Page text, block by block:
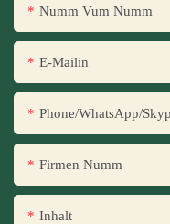
Numm Vum Numm
E-Mailin
Phone/WhatsApp/
Firmen Numm
Inhalt